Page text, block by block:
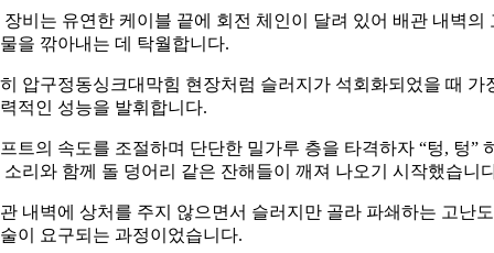
장비는 유연한 케이블 끝에 회전 체인이 달려 있어 배관 내벽의
을 깎아내는 데 탁월합니다.
압구정동싱크대막힘 현장처럼 슬러지가 석회화되었을 때 가
적인 성능을 발휘합니다.
트의 속도를 조절하며 단단한 밀가루 층을 타격하자 “텅, 텅”
소리와 함께 돌 덩어리 같은 잔해들이 깨져 나오기 시작했습니
내벽에 상처를 주지 않으면서 슬러지만 골라 파쇄하는 고난
이 요구되는 과정이었습니다.